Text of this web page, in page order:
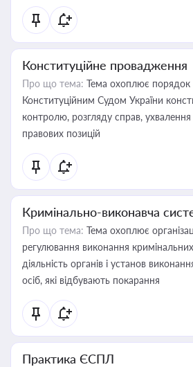
Конституційне провадження
Про що тема: Тема охоплює порядок
Конституційним Судом України
контролю, розгляду справ, ухвалення
правових позицій
Кримінально-виконавча
Про що тема: Тема охоплює
регулювання виконання
діяльність органів і установ
осіб, які відбувають покарання
Практика ЄСПЛ